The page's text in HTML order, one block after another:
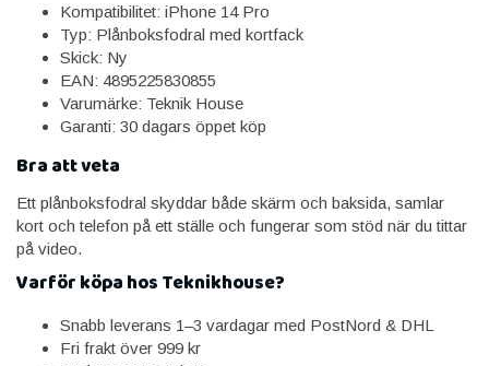
Kompatibilitet: iPhone 14 Pro
Typ: Plånboksfodral med kortfack
Skick: Ny
EAN: 4895225830855
Varumärke: Teknik House
Garanti: 30 dagars öppet köp
Bra att veta
Ett plånboksfodral skyddar både skärm och baksida, samlar
kort och telefon på ett ställe och fungerar som stöd när du tittar
på video.
Varför köpa hos Teknikhouse?
Snabb leverans 1–3 vardagar med PostNord & DHL
Fri frakt över 999 kr